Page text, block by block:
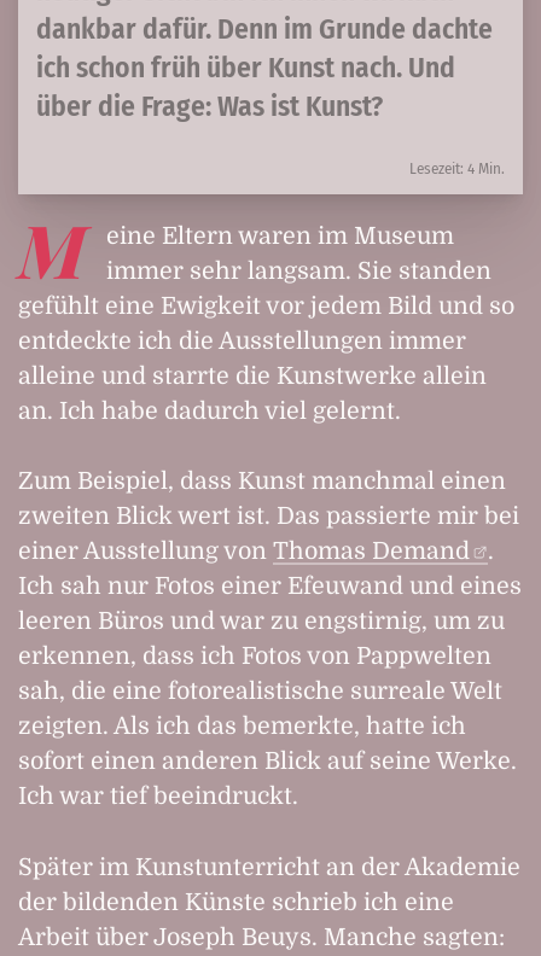
dankbar dafür. Denn im Grunde dachte
ich schon früh über Kunst nach. Und
über die Frage: Was ist Kunst?
Lesezeit: 4 Min.
M
eine Eltern waren im Museum
immer sehr langsam. Sie standen
gefühlt eine Ewigkeit vor jedem Bild und so
entdeckte ich die Ausstellungen immer
alleine und starrte die Kunstwerke allein
an. Ich habe dadurch viel gelernt.
Zum Beispiel, dass Kunst manchmal einen
zweiten Blick wert ist. Das passierte mir bei
einer Ausstellung von Thomas Demand
.
Ich sah nur Fotos einer Efeuwand und eines
leeren Büros und war zu engstirnig, um zu
erkennen, dass ich Fotos von Pappwelten
sah, die eine fotorealistische surreale Welt
zeigten. Als ich das bemerkte, hatte ich
sofort einen anderen Blick auf seine Werke.
Ich war tief beeindruckt.
Später im Kunstunterricht an der Akademie
der bildenden Künste schrieb ich eine
Arbeit über Joseph Beuys. Manche sagten: